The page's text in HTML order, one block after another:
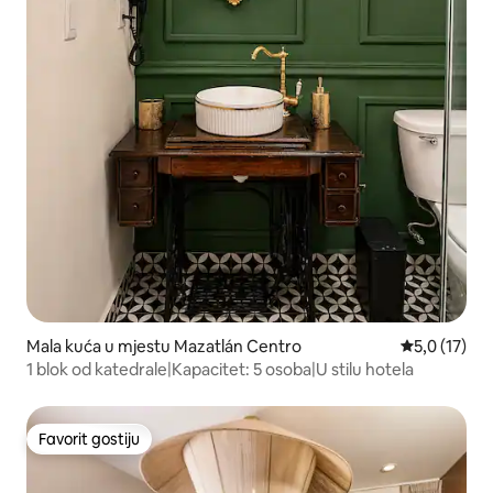
Mala kuća u mjestu Mazatlán Centro Prosječna
5,0 (17)
1 blok od katedrale|Kapacitet: 5 osoba|U stilu hotela
Favorit gostiju
Favorit gostiju